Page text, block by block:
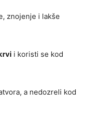
znojenje i lakše
i koristi se kod
a nedozreli kod